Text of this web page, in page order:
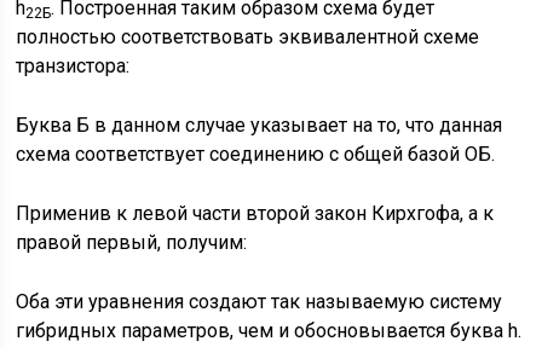
h22Б. Построенная таким образом схема будет
полностью соответствовать эквивалентной схеме
транзистора:
Буква Б в данном случае указывает на то, что данная
схема соответствует соединению с общей базой ОБ.
Применив к левой части второй закон Кирхгофа, а к
правой первый, получим:
Оба эти уравнения создают так называемую систему
гибридных параметров, чем и обосновывается буква h.